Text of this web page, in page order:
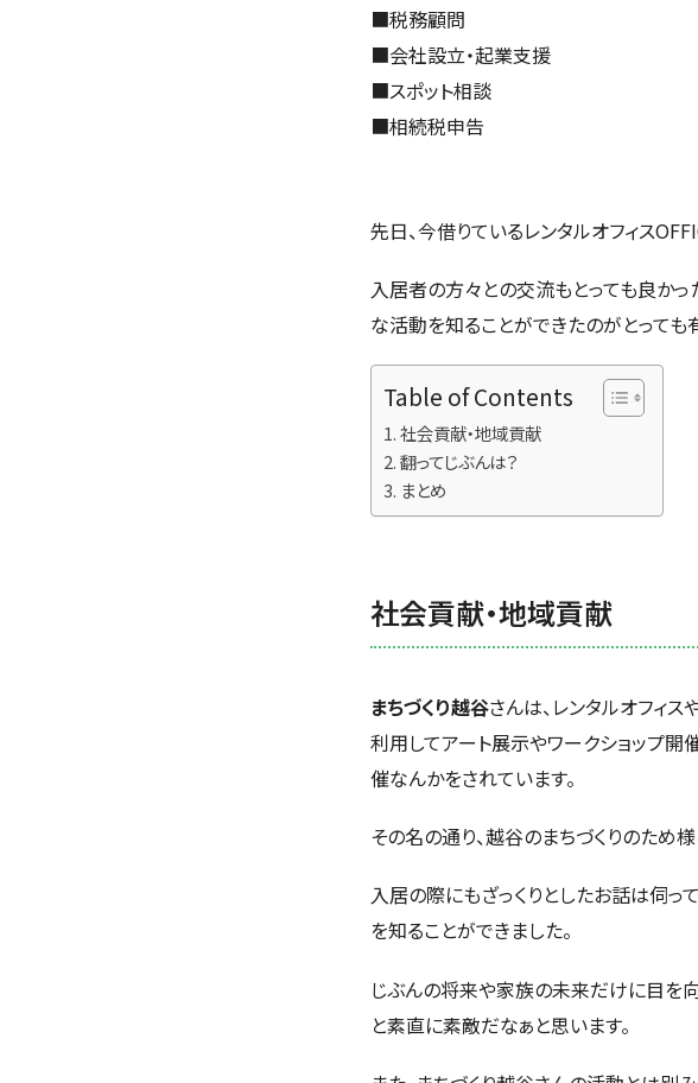
■税務顧問
■会社設立・起業支援
■スポット相談
■相続税申告
先日、今借りているレンタルオフィス
入居者の方々との交流もとっても良かっ
な活動を知ることができたのがとって
Table of Contents
社会貢献・地域貢献
翻ってじぶんは？
まとめ
社会貢献・地域貢献
まちづくり越谷さんは、レンタルオフィ
利用してアート展示やワークショップ
催なんかをされています。
その名の通り、越谷のまちづくりのため
入居の際にもざっくりとしたお話は伺
を知ることができました。
じぶんの将来や家族の未来だけに目を
と素直に素敵だなぁと思います。